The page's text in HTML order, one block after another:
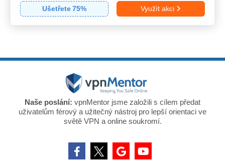
Ušetřete75% Využít akci
Naše poslání: vpnMentor jsme založili s cílem předat
uživatelům férový a užitečný nástroj pro lepší orientaci ve
světě VPN a online soukromí.